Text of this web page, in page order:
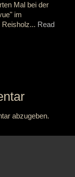
Mal bei der
im
Reisholz... Read
abzugeben.